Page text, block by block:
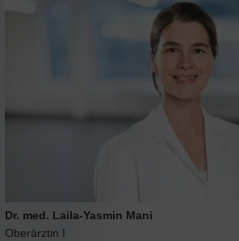
Dr. med. Laila-Yasmin Mani
Oberärztin I